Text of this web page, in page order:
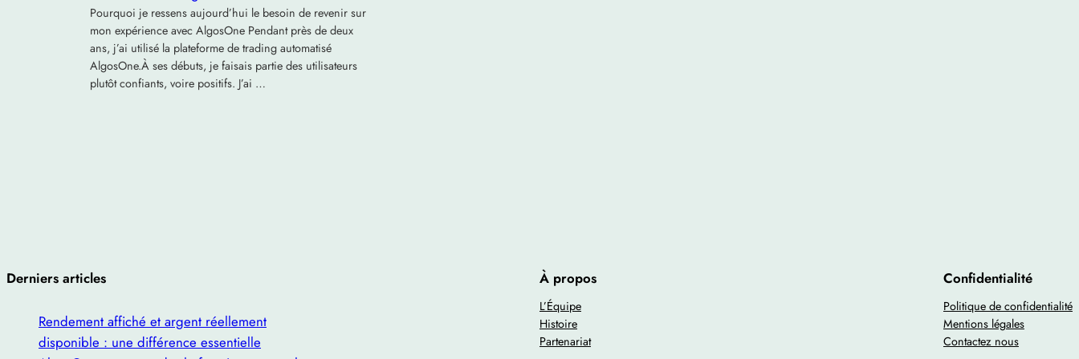
Pourquoi je ressens aujourd’hui le besoin de revenir sur
mon expérience avec AlgosOne Pendant près de deux
ans, j’ai utilisé la plateforme de trading automatisé
AlgosOne.À ses débuts, je faisais partie des utilisateurs
plutôt confiants, voire positifs. J’ai …
Derniers articles
Rendement affiché et argent réellement
disponible : une différence essentielle
À propos
L’Équipe
Histoire
Partenariat
Confidentialité
Politique de confidentialité
Mentions légales
Contactez nous